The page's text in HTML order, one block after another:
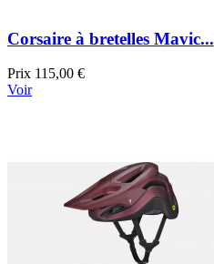
Corsaire à bretelles Mavic...
Prix 115,00 €
Voir